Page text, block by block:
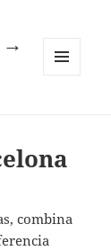
→
combina